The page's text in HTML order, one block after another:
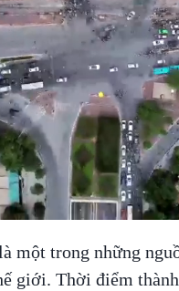
một trong những
giới. Thời điểm